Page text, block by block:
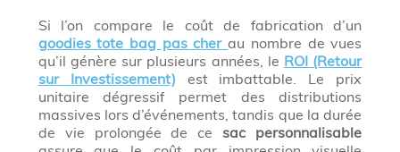
Si l’on compare le coût de fabrication d’un
goodies tote bag pas cher au nombre de vues
qu’il génère sur plusieurs années, le ROI (Retour
sur Investissement) est imbattable. Le prix
unitaire dégressif permet des distributions
massives lors d’événements, tandis que la durée
de vie prolongée de ce sac personnalisable